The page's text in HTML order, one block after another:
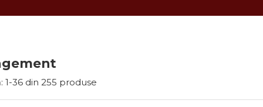
1-36 din 255 produse